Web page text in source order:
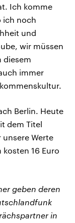
Ich komme
ich noch
und
wir müssen
diesem
immer
Berlin. Heute
dem Titel
Werte
16 Euro
geben deren
in